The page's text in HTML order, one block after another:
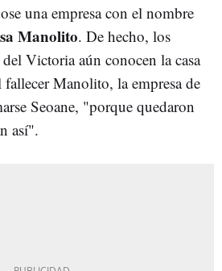
una empresa con el nombre
Manolito. De hecho, los
Victoria aún conocen la casa
Manolito, la empresa de
Seoane, "porque quedaron
así".